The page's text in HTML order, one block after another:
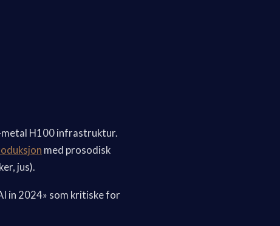
metal H100 infrastruktur.
med prosodisk
jus).
in 2024» som kritiske for